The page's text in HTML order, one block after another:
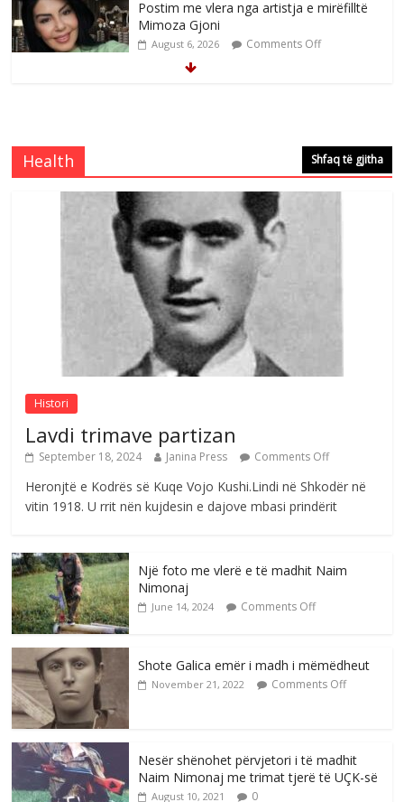
Postim me vlera nga artistja e mirëfilltë
Mimoza Gjoni
August 6, 2026 Comments Off
Comments Off
Nga Elmije Ajazi e nderuar
August 5, 2026 Comments Off
Selca:Naim Nimonaj figurë e madhe e
UÇK -së
August 10, 2026 Comments Off
Health Shfaq të gjitha
Histori
Lavdi trimave partizan
September 18, 2024 Janina Press Comments Off
Heronjtë e Kodrës së Kuqe Vojo Kushi.Lindi në Shkodër në
vitin 1918. U rrit nën kujdesin e dajove mbasi prindërit
Një foto me vlerë e të madhit Naim
Nimonaj
June 14, 2024 Comments Off
Shote Galica emër i madh i mëmëdheut
November 21, 2022 Comments Off
Nesër shënohet përvjetori i të madhit
Naim Nimonaj me trimat tjerë të UÇK-së
August 10, 2021 0